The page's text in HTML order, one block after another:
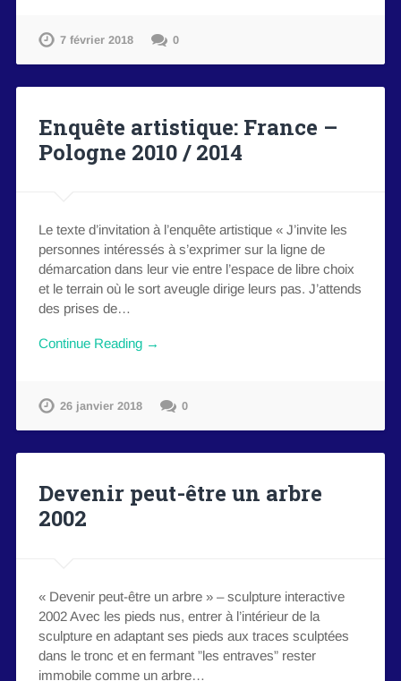
7 février 2018 0
Enquête artistique: France –
Pologne 2010 / 2014
Le texte d’invitation à l’enquête artistique « J’invite les
personnes intéressés à s’exprimer sur la ligne de
démarcation dans leur vie entre l’espace de libre choix
et le terrain où le sort aveugle dirige leurs pas. J’attends
des prises de…
Continue Reading →
26 janvier 2018 0
Devenir peut-être un arbre
2002
« Devenir peut-être un arbre » – sculpture interactive
2002 Avec les pieds nus, entrer à l’intérieur de la
sculpture en adaptant ses pieds aux traces sculptées
dans le tronc et en fermant ”les entraves” rester
immobile comme un arbre…